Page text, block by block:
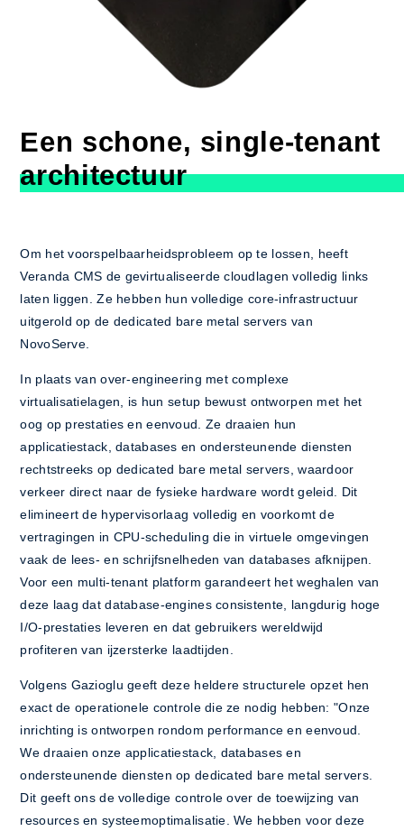
Een schone, single-tenant
architectuur
Om het voorspelbaarheidsprobleem op te lossen, heeft
Veranda CMS de gevirtualiseerde cloudlagen volledig links
laten liggen. Ze hebben hun volledige core-infrastructuur
uitgerold op de dedicated bare metal servers van
NovoServe.
In plaats van over-engineering met complexe
virtualisatielagen, is hun setup bewust ontworpen met het
oog op prestaties en eenvoud. Ze draaien hun
applicatiestack, databases en ondersteunende diensten
rechtstreeks op dedicated bare metal servers, waardoor
verkeer direct naar de fysieke hardware wordt geleid. Dit
elimineert de hypervisorlaag volledig en voorkomt de
vertragingen in CPU-scheduling die in virtuele omgevingen
vaak de lees- en schrijfsnelheden van databases afknijpen.
Voor een multi-tenant platform garandeert het weghalen van
deze laag dat database-engines consistente, langdurig hoge
I/O-prestaties leveren en dat gebruikers wereldwijd
profiteren van ijzersterke laadtijden.
Volgens Gazioglu geeft deze heldere structurele opzet hen
exact de operationele controle die ze nodig hebben: "Onze
inrichting is ontworpen rondom performance en eenvoud.
We draaien onze applicatiestack, databases en
ondersteunende diensten op dedicated bare metal servers.
Dit geeft ons de volledige controle over de toewijzing van
resources en systeemoptimalisatie. We hebben voor deze